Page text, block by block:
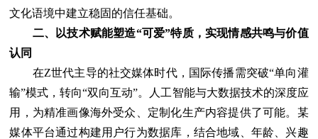
文化语境中建立稳固的信任基础。
二、以技术赋能塑造“可爱”特质，实现情感共鸣与价值
认同
在Z世代主导的社交媒体时代，国际传播需突破“单向灌
输”模式，转向“双向互动”。人工智能与大数据技术的深度应
用，为精准画像海外受众、定制化生产内容提供了可能。某
媒体平台通过构建用户行为数据库，结合地域、年龄、兴趣